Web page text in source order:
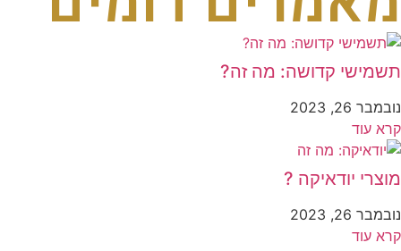
תשמישי קדושה: מה זה?
נובמבר 26, 2023
קרא עוד
מוצרי יודאיקה ?
נובמבר 26, 2023
קרא עוד